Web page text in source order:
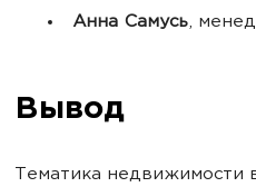
Анна Самусь,
Вывод
Тематика недвижимости